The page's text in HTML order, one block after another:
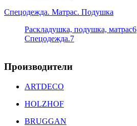
Спецодежда. Матрас. Подушка
Раскладушка, подушка, матрас6
Спецодежда.7
Производители
ARTDECO
HOLZHOF
BRUGGAN